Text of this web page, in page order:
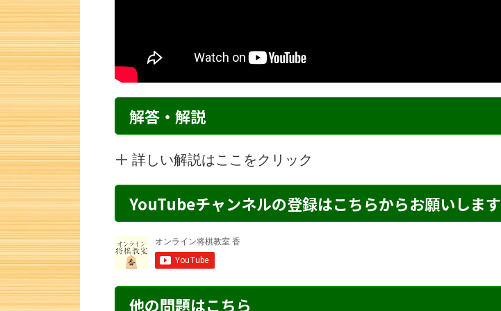
解答・解説
詳しい解説はここをクリック
YouTubeチャンネルの登録はこちらからお願いします
他の問題はこちら